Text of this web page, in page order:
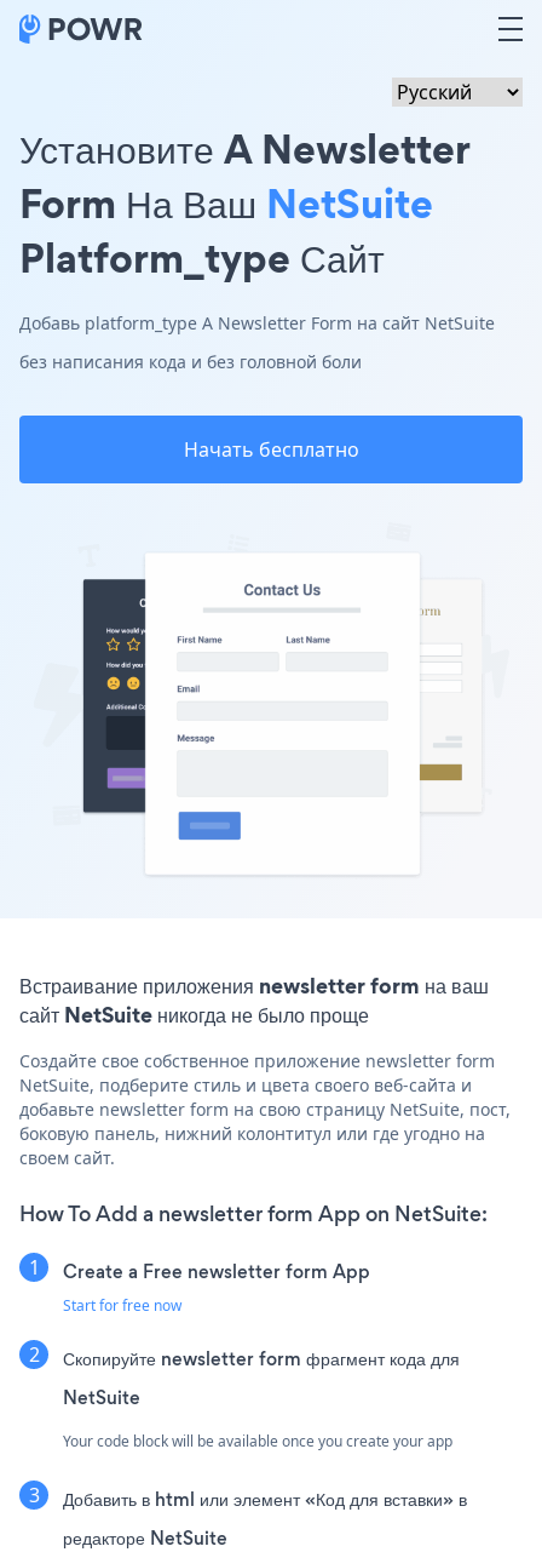
Установите A Newsletter
Form На Ваш NetSuite
Platform_type Сайт
Добавь platform_type A Newsletter Form на сайт NetSuite
без написания кода и без головной боли
Начать бесплатно
Встраивание приложения newsletter form на ваш
сайт NetSuite никогда не было проще
Создайте свое собственное приложение newsletter form
NetSuite, подберите стиль и цвета своего веб-сайта и
добавьте newsletter form на свою страницу NetSuite, пост,
боковую панель, нижний колонтитул или где угодно на
своем сайт.
How To Add a newsletter form App on NetSuite:
Create a Free newsletter form App
Start for free now
Скопируйте newsletter form фрагмент кода для
NetSuite
Your code block will be available once you create your app
Добавить в html или элемент «Код для вставки» в
редакторе NetSuite